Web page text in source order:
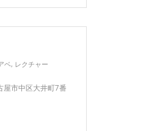
ベ, レクチャー
屋市中区大井町7番